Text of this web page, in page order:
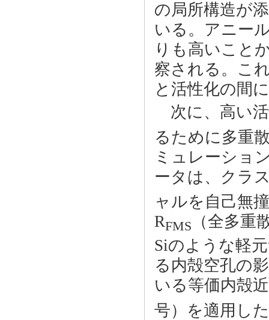
の局所構造が
いる。アニー
りも高いこと
察される。こ
と活性化の間
次に、高い
るために多重
ミュレーショ
ータは、クラ
ャルを自己無
RFMS
（全多重
Siのような軽
る内殻空孔の
いる等価内殻
号）を適用した